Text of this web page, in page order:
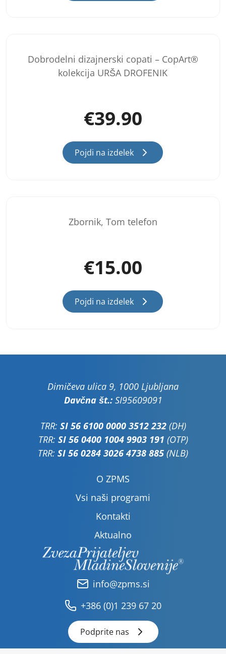
Dobrodelni dizajnerski copati – CopArt®
kolekcija URŠA DROFENIK
€39.90
Pojdi na izdelek
Zbornik, Tom telefon
€15.00
Pojdi na izdelek
Dimičeva ulica 9, 1000 Ljubljana
Davčna št.:SI95609091
TRR: SI 56 6100 0000 3512 232(DH)
TRR: SI 56 0400 1004 9903 191 (OTP)
TRR: SI 56 0284 3026 4738 885 (NLB)
O ZPMS
Vsi naši programi
Kontakti
Aktualno
info@zpms.si
+386 (0)1 239 67 20
Podprite nas